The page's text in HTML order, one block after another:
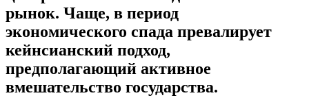
рынок. Чаще, в период
экономического спада превалирует
кейнсианский подход,
предполагающий активное
вмешательство государства.